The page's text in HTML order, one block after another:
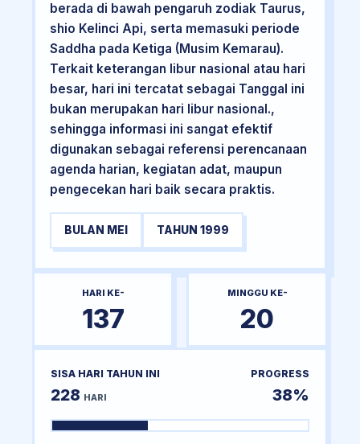
berada di bawah pengaruh zodiak Taurus,
shio Kelinci Api, serta memasuki periode
Saddha pada Ketiga (Musim Kemarau).
Terkait keterangan libur nasional atau hari
besar, hari ini tercatat sebagai Tanggal ini
bukan merupakan hari libur nasional.,
sehingga informasi ini sangat efektif
digunakan sebagai referensi perencanaan
agenda harian, kegiatan adat, maupun
pengecekan hari baik secara praktis.
BULAN MEI TAHUN 1999
HARI KE-
137
MINGGU KE-
20
SISA HARI TAHUN INI
228 HARI
PROGRESS
38%